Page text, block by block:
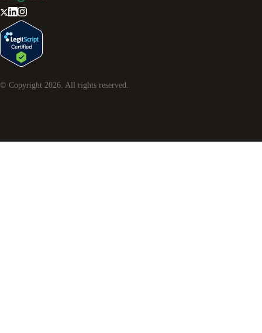
© Copyright 2026. All rights reserved.